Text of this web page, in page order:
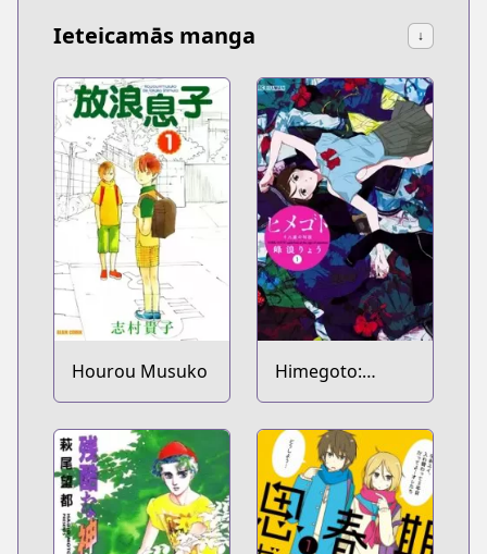
Ieteicamās manga ↓
Hourou Musuko
Himegoto:
Juukyuusai no
Seifuku